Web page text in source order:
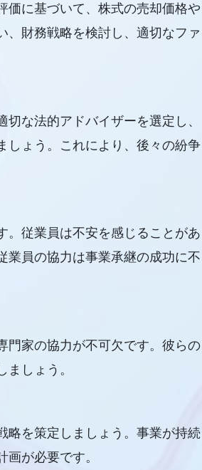
価に基づいて、株式の売却価格や
、財務戦略を検討し、適切なファ
な法的アドバイザーを選定し、
しょう。これにより、後々の紛争
。従業員は不安を感じることがあ
業員の協力は事業承継の成功に不
門家の協力が不可欠です。彼らの
しょう。
略を策定しましょう。事業が持続
が必要です。